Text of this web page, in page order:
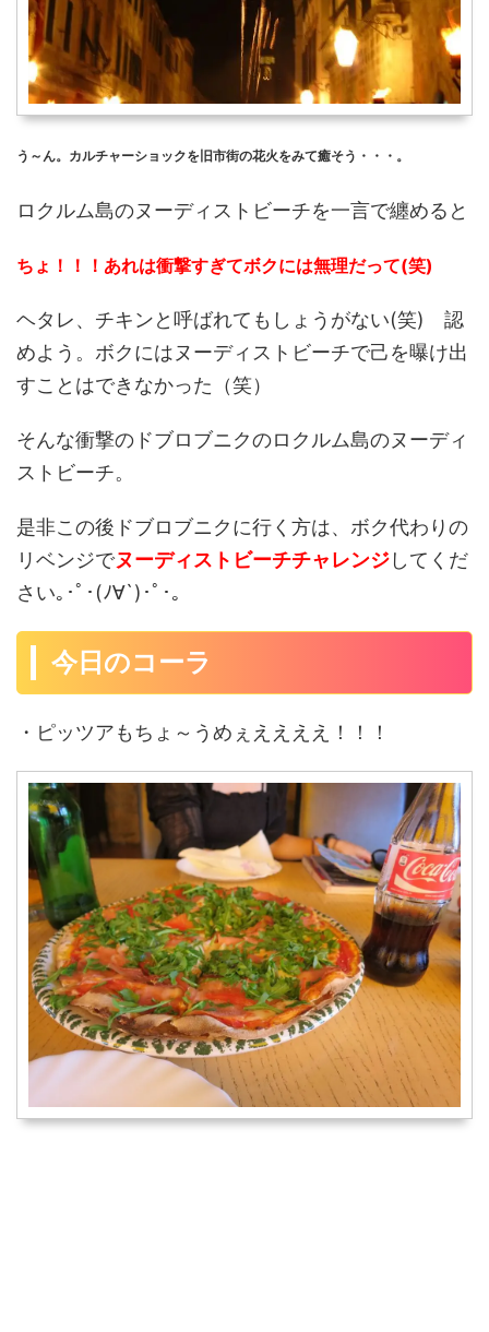
う～ん。カルチャーショックを旧市街の花火をみて癒そう・・・。
ロクルム島のヌーディストビーチを一言で纏めると
ちょ！！！あれは衝撃すぎてボクには無理だって(笑)
ヘタレ、チキンと呼ばれてもしょうがない(笑) 認
めよう。ボクにはヌーディストビーチで己を曝け出
すことはできなかった（笑）
そんな衝撃のドブロブニクのロクルム島のヌーディ
ストビーチ。
是非この後ドブロブニクに行く方は、ボク代わりの
リベンジでヌーディストビーチチャレンジしてくだ
さい｡･ﾟ･(ﾉ∀`)･ﾟ･｡
今日のコーラ
・ピッツアもちょ～うめぇええええ！！！